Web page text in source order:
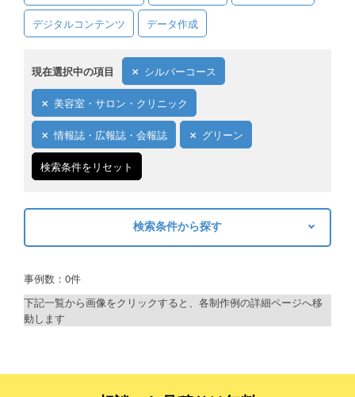
デジタルコンテンツ データ作成
現在選択中の項目 シルバーコース
美容室・サロン・クリニック
情報誌・広報誌・会報誌 グリーン
検索条件をリセット
検索条件から探す
制作プランで探す
事例数：0件
下記一覧から画像をクリックすると、各制作例の詳細ページへ移
動します